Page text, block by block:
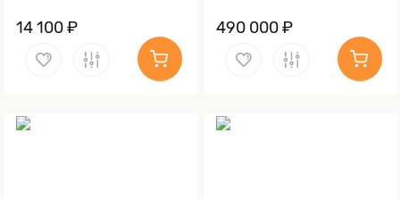
14 100 ₽ 490 000 ₽